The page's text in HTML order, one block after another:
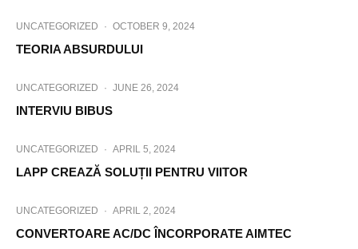
UNCATEGORIZED · OCTOBER 9, 2024
TEORIA ABSURDULUI
UNCATEGORIZED · JUNE 26, 2024
INTERVIU BIBUS
UNCATEGORIZED · APRIL 5, 2024
LAPP CREAZĂ SOLUȚII PENTRU VIITOR
UNCATEGORIZED · APRIL 2, 2024
CONVERTOARE AC/DC ÎNCORPORATE AIMTEC